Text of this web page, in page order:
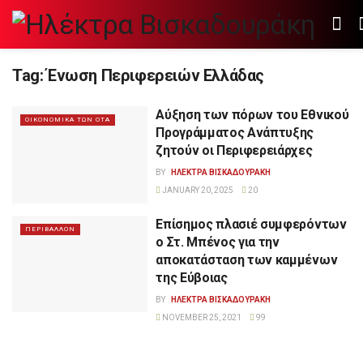
Tag:Ένωση Περιφερειών Ελλάδας
ΟΙΚΟΝΟΜΙΚΑ ΤΩΝ ΟΤΑ
Αύξηση των πόρων του Εθνικού
Προγράμματος Ανάπτυξης
ζητούν οι Περιφερειάρχες
BY
ΗΛΕΚΤΡΑ ΒΙΣΚΑΔΟΥΡΑΚΗ
JANUARY 20, 2025
20
ΠΕΡΙΒΑΛΛΟΝ
Επίσημος πλασιέ συμφερόντων
ο Στ. Μπένος για την
αποκατάσταση των καμμένων
της Εύβοιας
BY
ΗΛΕΚΤΡΑ ΒΙΣΚΑΔΟΥΡΑΚΗ
NOVEMBER 25, 2021
99